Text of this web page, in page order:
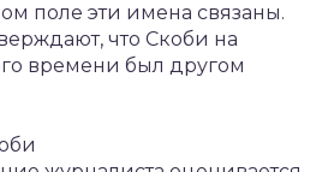
поле эти имена связаны.
что Скоби на
времени был другом